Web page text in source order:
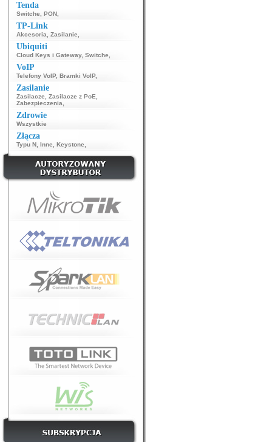
Tenda
Switche PON
TP-Link
Akcesoria Zasilanie
Ubiquiti
Cloud Keys i Gateway, Switche
VoIP
Telefony VoIP, Bramki VoIP,
Zasilanie
Zasilacze Zasilacze z PoE
Zabezpieczenia
Zdrowie
Wszystkie
Złącza
Typu N Inne Keystone